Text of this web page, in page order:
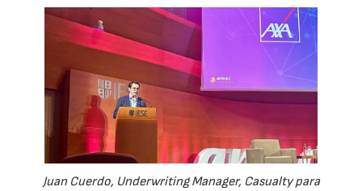
Juan Cuerdo, Underwriting Manager, Casualty para